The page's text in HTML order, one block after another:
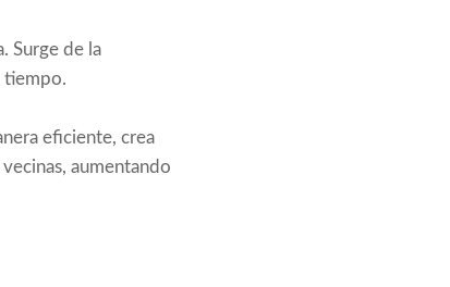
Surge de la
tiempo.
eficiente, crea
aumentando